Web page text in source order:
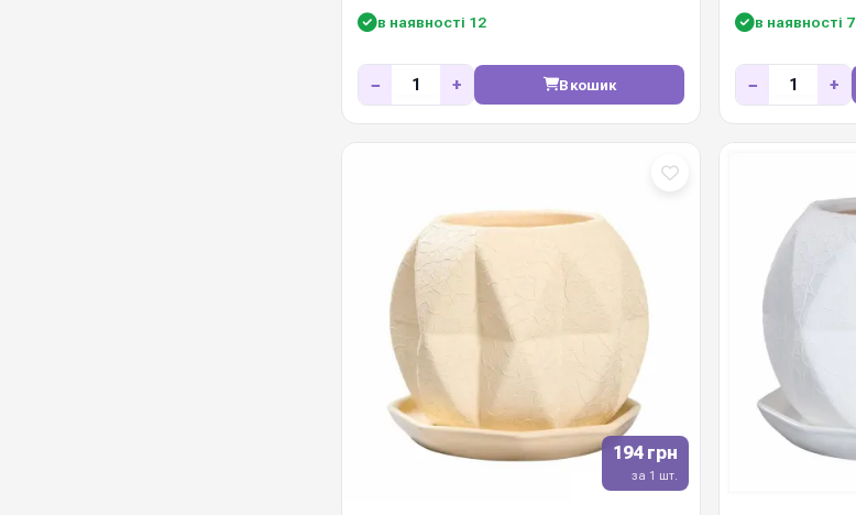
в наявності 12
− + В кошик
в наявності 7
− +
194 грн
за 1 шт.